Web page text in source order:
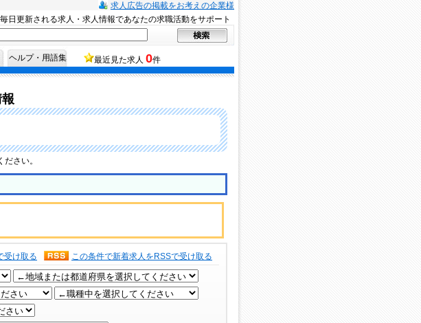
求人広告の掲載をお考えの企業様
日更新される求人・求人情報であなたの求職活動をサポート
ヘルプ・用語集 最近見た求人 0件
さい。
この条件で新着求人をRSSで受け取る
受け取る